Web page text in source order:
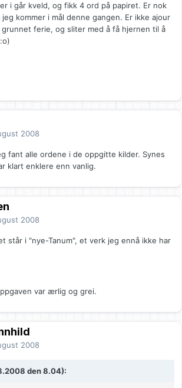
i går kveld, og fikk 4 ord på papiret. Er nok
kommer i mål denne gangen. Er ikke ajour
ferie, og sliter med å få hjernen til å
2008
fant alle ordene i de oppgitte kilder. Synes
klart enklere enn vanlig.
2008
står i "nye-Tanum", et verk jeg ennå ikke har
var ærlig og grei.
2008
den 8.04):